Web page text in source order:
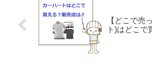
【どこで売
ト)はどこで